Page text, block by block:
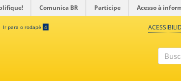
Comunica BR Participe Acesso à
Ir para o rodapé 4